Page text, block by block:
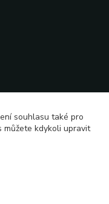
souhlasu také pro
můžete kdykoli upravit